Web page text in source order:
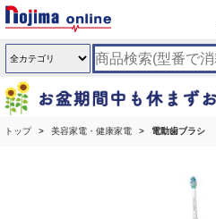
トップ 美容家電・健康家電 電動歯ブラシ